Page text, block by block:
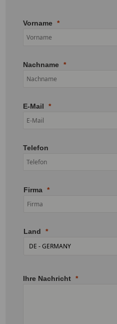
Vorname
Nachname
E-Mail
Telefon
Firma
Land
Ihre Nachricht